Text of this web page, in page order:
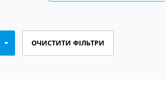
ОЧИСТИТИ ФІЛЬТРИ